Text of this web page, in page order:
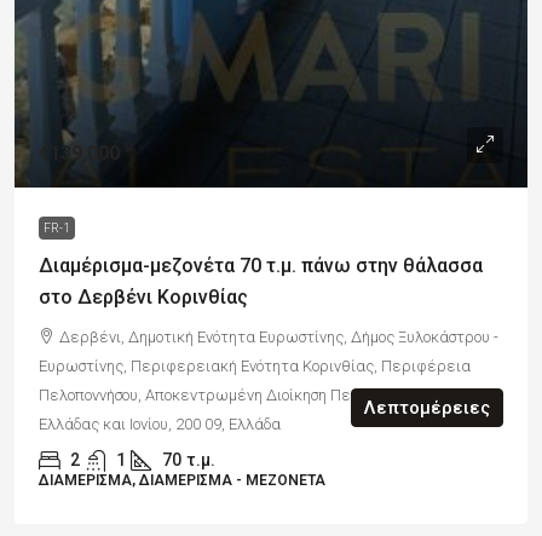
€139,000
FR-1
Διαμέρισμα-μεζονέτα 70 τ.μ. πάνω στην θάλασσα
στο Δερβένι Κορινθίας
Δερβένι, Δημοτική Ενότητα Ευρωστίνης, Δήμος Ξυλοκάστρου -
Ευρωστίνης, Περιφερειακή Ενότητα Κορινθίας, Περιφέρεια
Πελοποννήσου, Αποκεντρωμένη Διοίκηση Πελοποννήσου, Δυτικής
Ελλάδας και Ιονίου, 200 09, Ελλάδα
2 1 70 τ.μ.
ΔΙΑΜΈΡΙΣΜΑ, ΔΙΑΜΈΡΙΣΜΑ - ΜΕΖΟΝΈΤΑ
Λεπτομέρειες